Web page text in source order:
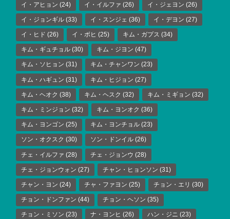
イ・アヒョン (24) イ・イルファ (26) イ・ジェヨン (26)
イ・ジョンギル (33) イ・スンジェ (36) イ・デヨン (27)
イ・ヒド (26) イ・ボヒ (25) キム・ガプス (34)
キム・ギュチョル (30) キム・ジヨン (47)
キム・ソヒョン (31) キム・チャンワン (23)
キム・ハギュン (31) キム・ヒジョン (27)
キム・ヘオク (38) キム・ヘスク (32) キム・ミギョン (32)
キム・ミンジョン (32) キム・ヨンオク (36)
キム・ヨンゴン (25) キム・ヨンチョル (23)
ソン・オクスク (30) ソン・ドンイル (26)
チェ・イルファ (28) チェ・ジョンウ (28)
チェ・ジョンウォン (27) チャン・ヒョンソン (31)
チャン・ヨン (24) チャ・ファヨン (25) チョン・エリ (30)
チョン・ドンファン (44) チョン・ヘソン (35)
チョン・ミソン (23) ナ・ヨンヒ (26) ハン・ジニ (23)